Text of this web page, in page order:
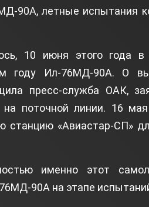
90А, летные испытания
10 июня этого года в
году Ил-76МД-90А. О
пресс-служба ОАК,
на поточной линии. 16
станцию «Авиастар-СП»
именно этот
90А на этапе